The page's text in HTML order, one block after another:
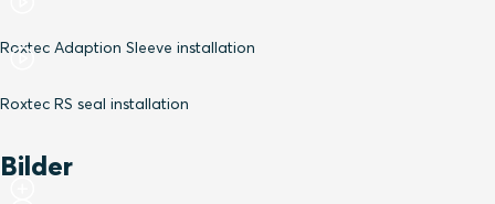
Roxtec Adaption Sleeve installation
Roxtec RS seal installation
Bilder